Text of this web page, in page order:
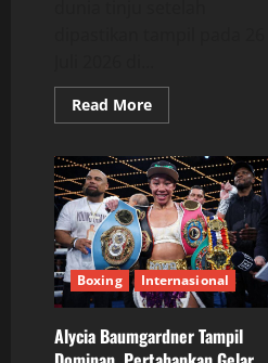
Read MoreRead
more
Berlanga
Kembali
Naik
Ring,
Bidik
Kebangkitan
di
Madison
Square
Garden
Boxing Internasional
Alycia Baumgardner Tampil